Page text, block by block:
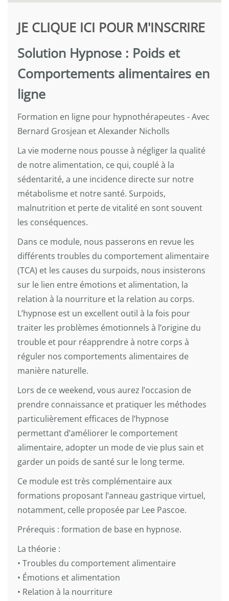
JE CLIQUE ICI POUR M'INSCRIRE
Solution Hypnose : Poids et
Comportements alimentaires en
ligne
Formation en ligne pour hypnothérapeutes - Avec
Bernard Grosjean et Alexander Nicholls
La vie moderne nous pousse à négliger la qualité
de notre alimentation, ce qui, couplé à la
sédentarité, a une incidence directe sur notre
métabolisme et notre santé. Surpoids,
malnutrition et perte de vitalité en sont souvent
les conséquences.
Dans ce module, nous passerons en revue les
différents troubles du comportement alimentaire
(TCA) et les causes du surpoids, nous insisterons
sur le lien entre émotions et alimentation, la
relation à la nourriture et la relation au corps.
L’hypnose est un excellent outil à la fois pour
traiter les problèmes émotionnels à l’origine du
trouble et pour réapprendre à notre corps à
réguler nos comportements alimentaires de
manière naturelle.
Lors de ce weekend, vous aurez l’occasion de
prendre connaissance et pratiquer les méthodes
particulièrement efficaces de l’hypnose
permettant d’améliorer le comportement
alimentaire, adopter un mode de vie plus sain et
garder un poids de santé sur le long terme.
Ce module est très complémentaire aux
formations proposant l’anneau gastrique virtuel,
notamment, celle proposée par Lee Pascoe.
Prérequis : formation de base en hypnose.
La théorie :
• Troubles du comportement alimentaire
• Émotions et alimentation
• Relation à la nourriture